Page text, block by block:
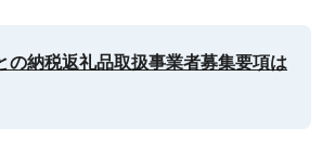
の納税返礼品取扱事業者募集要項は